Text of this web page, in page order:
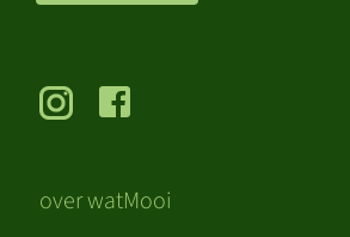
over watMooi